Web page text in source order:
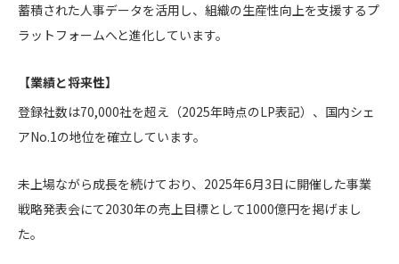
蓄積された人事データを活用し、組織の生産性向上を支援するプ
ラットフォームへと進化しています。
【業績と将来性】
登録社数は70,000社を超え（2025年時点のLP表記）、国内シェ
アNo.1の地位を確立しています。
未上場ながら成長を続けており、2025年6月3日に開催した事業
戦略発表会にて2030年の売上目標として1000億円を掲げまし
た。